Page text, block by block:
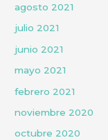
agosto 2021
julio 2021
junio 2021
mayo 2021
febrero 2021
noviembre 2020
octubre 2020